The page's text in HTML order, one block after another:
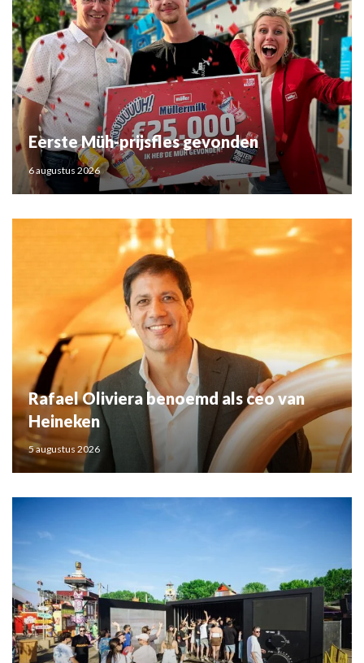
Eerste Müh-prijsfles gevonden
6 augustus 2026
Rafael Oliviera benoemd als ceo van
Heineken
5 augustus 2026